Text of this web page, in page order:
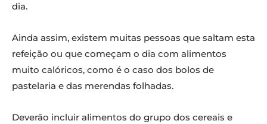
dia.
Ainda assim, existem muitas pessoas que saltam esta
refeição ou que começam o dia com alimentos
muito calóricos, como é o caso dos bolos de
pastelaria e das merendas folhadas.
Deverão incluir alimentos do grupo dos cereais e